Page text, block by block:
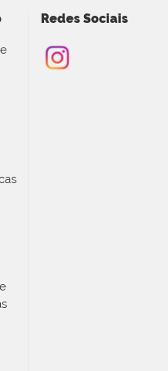
Redes Sociais